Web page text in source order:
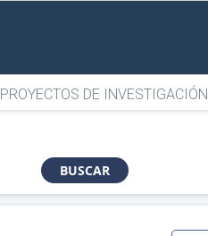
PROYECTOS DE INVESTIGACIÓN
BUSCAR